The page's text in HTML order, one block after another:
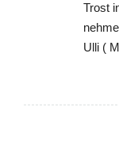
Trost
Ulli (